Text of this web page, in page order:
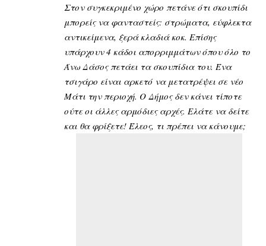
Στον συγκεκριμένο χώρο πετάνε ότι σκουπίδι
μπορείς να φανταστείς: στρώματα, εύφλεκτα
αντικείμενα, ξερά κλαδιά κοκ. Επίσης
υπάρχουν 4 κάδοι απορριμμάτων όπου όλο το
Άνω Δάσος πετάει τα σκουπίδια του. Ένα
τσιγάρο είναι αρκετό να μετατρέψει σε νέο
Μάτι την περιοχή. Ο Δήμος δεν κάνει τίποτε
ούτε οι άλλες αρμόδιες αρχές. Ελάτε να δείτε
και θα φρίξετε! Έλεος, τι πρέπει να κάνουμε;